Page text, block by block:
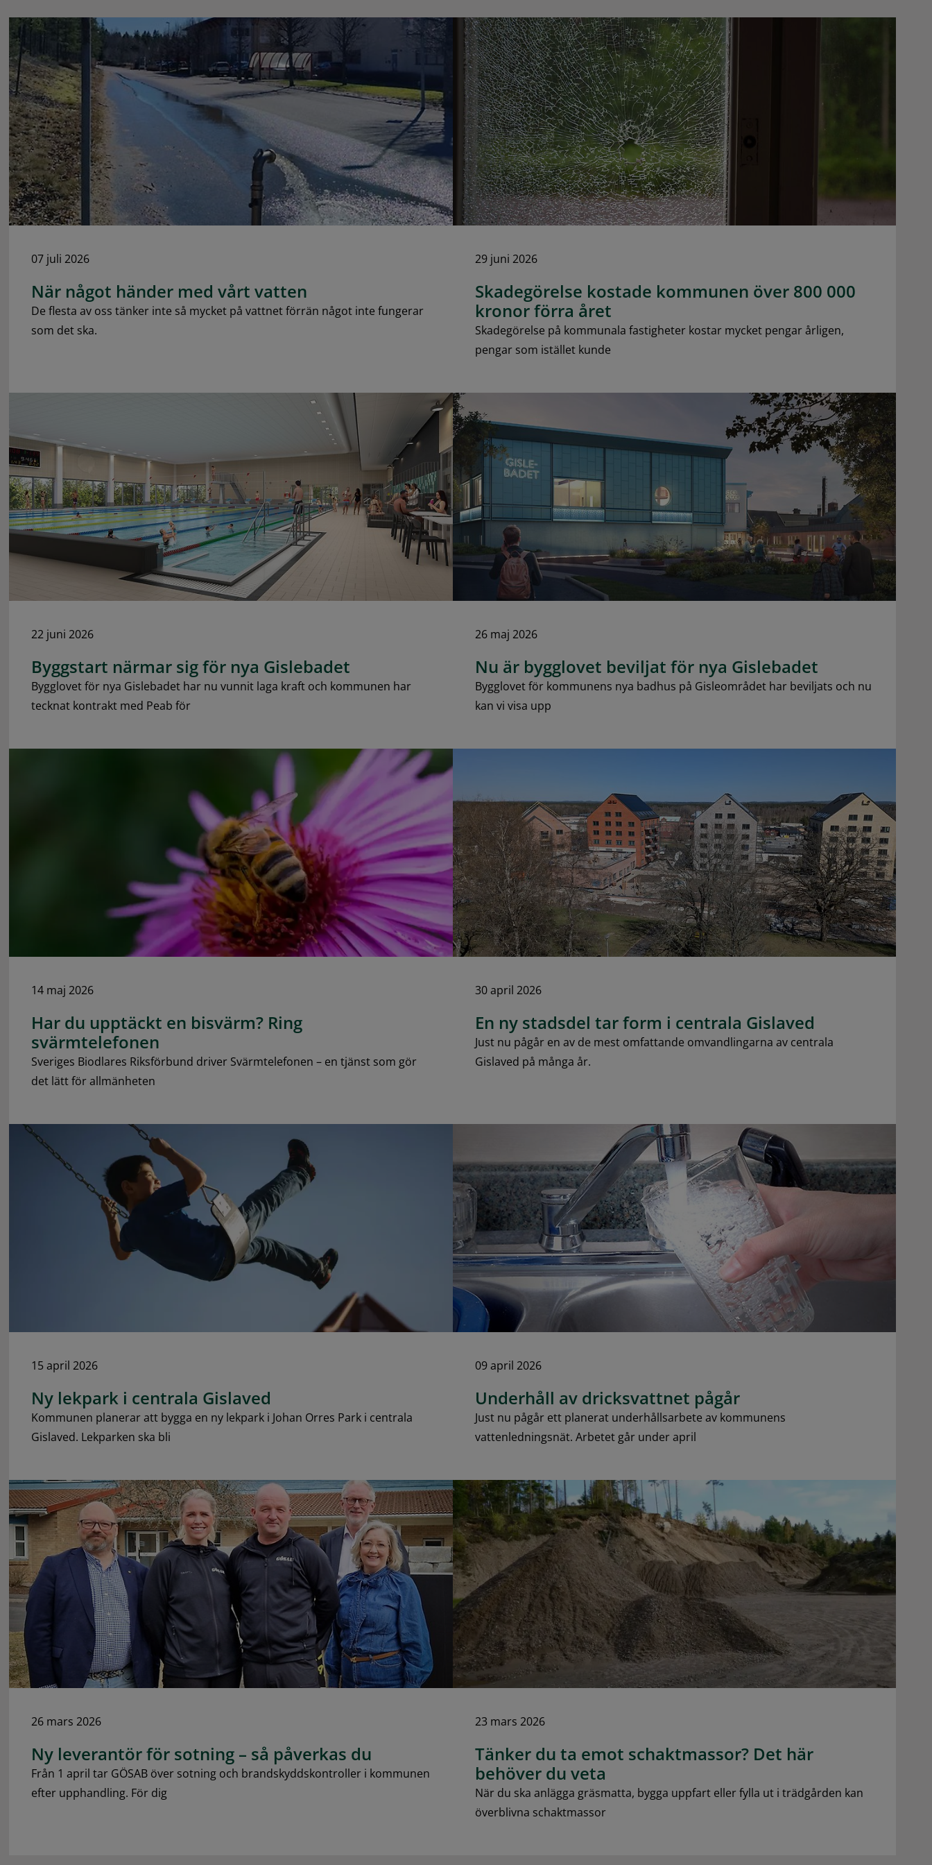
07 juli 2026
När något händer med vårt vatten
De flesta av oss tänker inte så mycket på vattnet förrän något inte fungerar
som det ska.
29 juni 2026
Skadegörelse kostade kommunen över 800 000
kronor förra året
Skadegörelse på kommunala fastigheter kostar mycket pengar årligen,
pengar som istället kunde
22 juni 2026
Byggstart närmar sig för nya Gislebadet
Bygglovet för nya Gislebadet har nu vunnit laga kraft och kommunen har
tecknat kontrakt med Peab för
26 maj 2026
Nu är bygglovet beviljat för nya Gislebadet
Bygglovet för kommunens nya badhus på Gisleområdet har beviljats och nu
kan vi visa upp
14 maj 2026
Har du upptäckt en bisvärm? Ring
svärmtelefonen
Sveriges Biodlares Riksförbund driver Svärmtelefonen – en tjänst som gör
det lätt för allmänheten
30 april 2026
En ny stadsdel tar form i centrala Gislaved
Just nu pågår en av de mest omfattande omvandlingarna av centrala
Gislaved på många år.
15 april 2026
Ny lekpark i centrala Gislaved
Kommunen planerar att bygga en ny lekpark i Johan Orres Park i centrala
Gislaved. Lekparken ska bli
09 april 2026
Underhåll av dricksvattnet pågår
Just nu pågår ett planerat underhållsarbete av kommunens
vattenledningsnät. Arbetet går under april
26 mars 2026
Ny leverantör för sotning – så påverkas du
Från 1 april tar GÖSAB över sotning och brandskyddskontroller i kommunen
efter upphandling. För dig
23 mars 2026
Tänker du ta emot schaktmassor? Det här
behöver du veta
När du ska anlägga gräsmatta, bygga uppfart eller fylla ut i trädgården kan
överblivna schaktmassor